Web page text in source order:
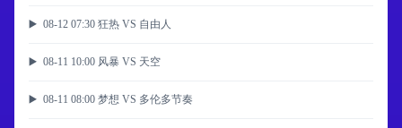
▶️ 08-12 07:30 狂热 VS 自由人
▶️ 08-11 10:00 风暴 VS 天空
▶️ 08-11 08:00 梦想 VS 多伦多节奏